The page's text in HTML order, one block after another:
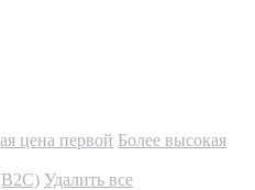
цена первой Более высокая
Удалить все